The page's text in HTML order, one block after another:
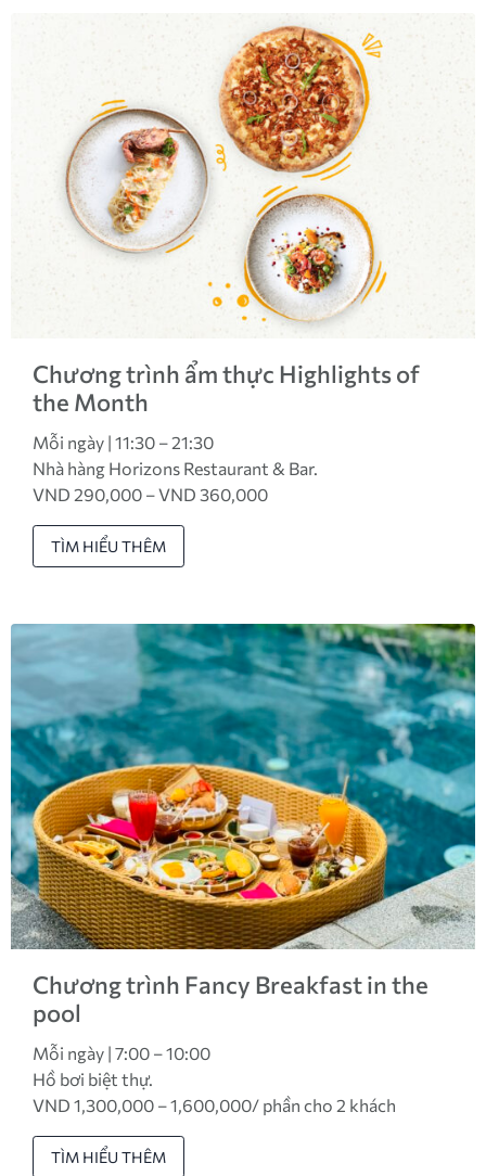
Chương trình ẩm thực Highlights of
the Month
Mỗi ngày | 11:30 – 21:30
Nhà hàng Horizons Restaurant & Bar.
VND 290,000 – VND 360,000
TÌM HIỂU THÊM
Chương trình Fancy Breakfast in the
pool
Mỗi ngày | 7:00 – 10:00
Hồ bơi biệt thự.
VND 1,300,000 – 1,600,000/ phần cho 2 khách
TÌM HIỂU THÊM